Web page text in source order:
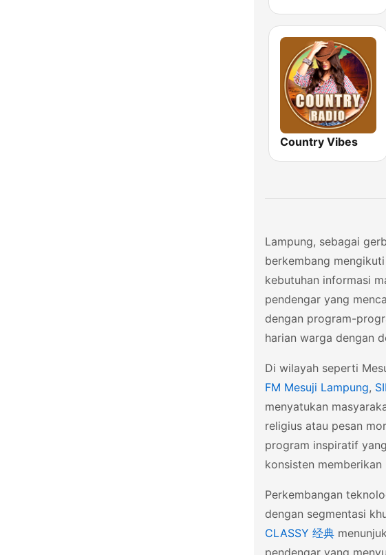
Country Vibes
Lampung, sebagai
berkembang
kebutuhan informasi
pendengar yang
dengan program-
harian warga dengan
Di wilayah seperti
FM Mesuji Lampung,
menyatukan
religius atau pesan
program inspiratif
konsisten
Perkembangan
dengan segmentasi
CLASSY 经典